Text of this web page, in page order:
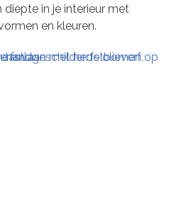
diepte in je interieur met
en kleuren.